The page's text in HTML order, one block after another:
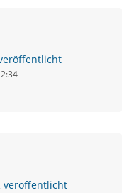
veröffentlicht